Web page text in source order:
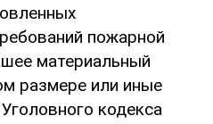
пожарной
материальный
размере или иные
кодекса